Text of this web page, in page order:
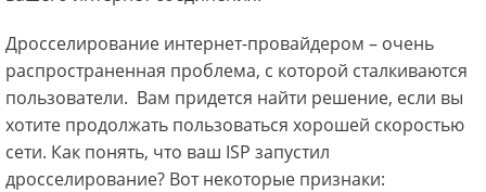
Дросселирование интернет-провайдером – очень
распространенная проблема, с которой сталкиваются
пользователи. Вам придется найти решение, если вы
хотите продолжать пользоваться хорошей скоростью
сети. Как понять, что ваш ISP запустил
дросселирование? Вот некоторые признаки: